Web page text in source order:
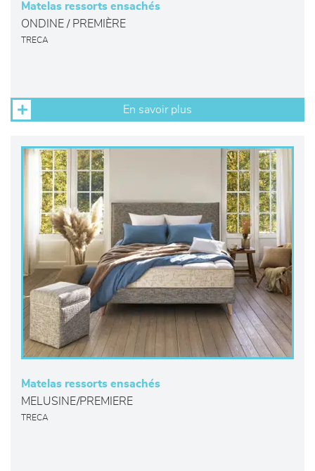
Matelas ressorts ensachés
ONDINE / PREMIÈRE
TRECA
En savoir plus
Matelas ressorts ensachés
MELUSINE/PREMIERE
TRECA